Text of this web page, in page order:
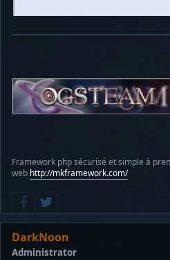
Framework php sécurisé et simple à
web http://mkframework.com/
DarkNoon
Administrator